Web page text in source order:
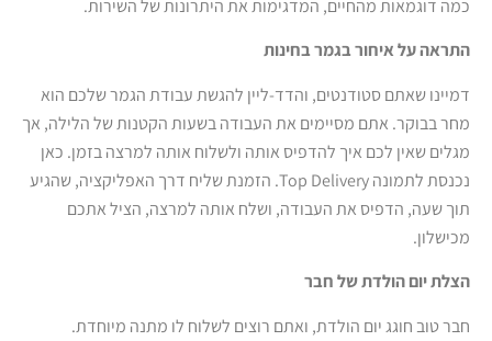
כמה דוגמאות מהחיים, המדגימות את היתרונות של השירות.
התראה על איחור בגמר בחינות
דמיינו שאתם סטודנטים, והדד-ליין להגשת עבודת הגמר שלכם הוא
מחר בבוקר. אתם מסיימים את העבודה בשעות הקטנות של הלילה, אך
מגלים שאין לכם איך להדפיס אותה ולשלוח אותה למרצה בזמן. כאן
נכנסת לתמונה Top Delivery. הזמנת שליח דרך האפליקציה, שהגיע
תוך שעה, הדפיס את העבודה, ושלח אותה למרצה, הציל אתכם
מכישלון.
הצלת יום הולדת של חבר
חבר טוב חוגג יום הולדת, ואתם רוצים לשלוח לו מתנה מיוחדת.